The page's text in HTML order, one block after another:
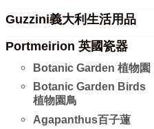
Guzzini義大利生活用品
Portmeirion 英國瓷器
Botanic Garden 植物園
Botanic Garden Birds
植物園鳥
Agapanthus百子蓮